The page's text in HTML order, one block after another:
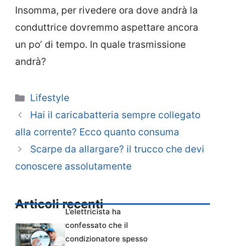
Insomma, per rivedere ora dove andrà la
conduttrice dovremmo aspettare ancora
un po’ di tempo. In quale trasmissione
andrà?
Categorie
Lifestyle
Hai il caricabatteria sempre collegato
alla corrente? Ecco quanto consuma
Scarpe da allargare? il trucco che devi
conoscere assolutamente
Articoli recenti
L’elettricista ha
confessato che il
condizionatore spesso